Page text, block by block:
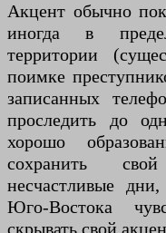
Акцент обычно
иногда в
территории
поимке
записанных
проследить до
хорошо
сохранить
несчастливые
Юго-Востока
скрывать свой